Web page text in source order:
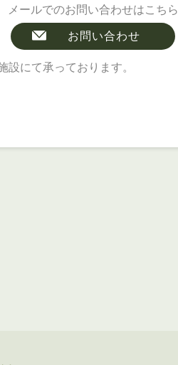
メールでのお問い合わせはこちら
お問い合わせ
にて承っております。